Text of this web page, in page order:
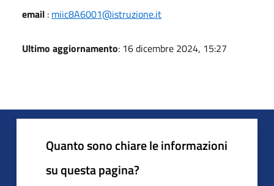
email : miic8A6001@istruzione.it
Ultimo aggiornamento: 16 dicembre 2024, 15:27
Quanto sono chiare le informazioni
su questa pagina?